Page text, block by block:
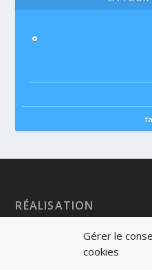
Gérer le
cookies
°
RÉALISATION